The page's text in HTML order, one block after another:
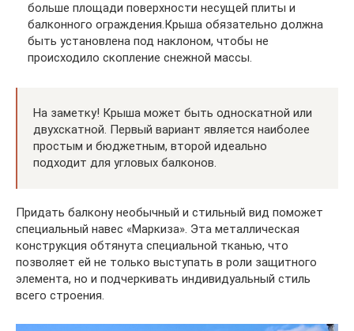
больше площади поверхности несущей плиты и
балконного ограждения.Крыша обязательно должна
быть установлена под наклоном, чтобы не
происходило скопление снежной массы.
На заметку! Крыша может быть односкатной или
двухскатной. Первый вариант является наиболее
простым и бюджетным, второй идеально
подходит для угловых балконов.
Придать балкону необычный и стильный вид поможет
специальный навес «Маркиза». Эта металлическая
конструкция обтянута специальной тканью, что
позволяет ей не только выступать в роли защитного
элемента, но и подчеркивать индивидуальный стиль
всего строения.